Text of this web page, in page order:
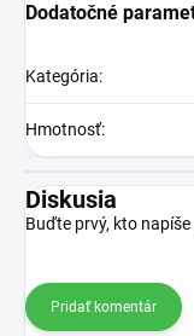
Dodatočné
Kategória:
Hmotnosť:
Diskusia
Buďte prvý, kto
Pridať komentár